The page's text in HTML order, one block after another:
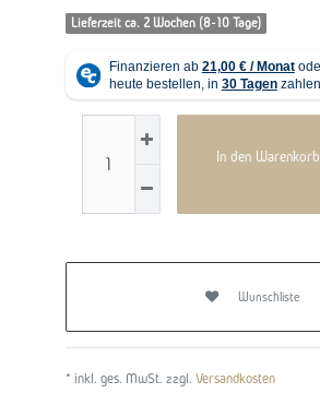
Lieferzeit ca. 2 Wochen (8-10 Tage)
In den Warenkorb
Wunschliste
* inkl. ges. MwSt. zzgl. Versandkosten